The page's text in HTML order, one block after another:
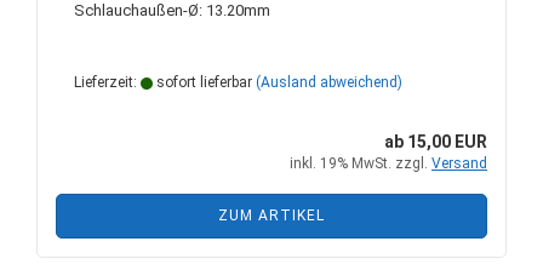
Schlauchaußen-Ø: 13.20mm
Lieferzeit: sofort lieferbar (Ausland abweichend)
ab 15,00 EUR
inkl. 19% MwSt. zzgl. Versand
ZUM ARTIKEL